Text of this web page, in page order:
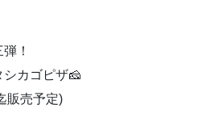
！
カゴピザ🧀
販売予定)